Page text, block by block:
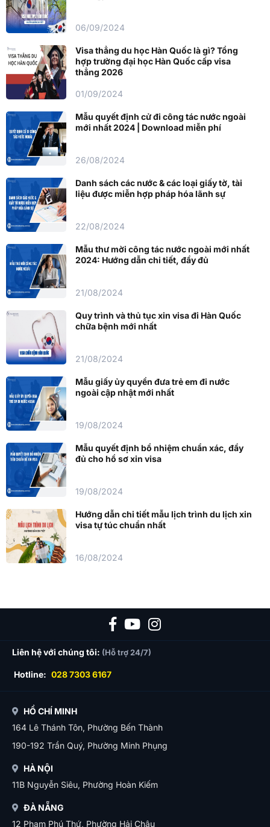
06/09/2024
Visa thẳng du học Hàn Quốc là gì? Tổng
hợp trường đại học Hàn Quốc cấp visa
thẳng 2026
01/09/2024
Mẫu quyết định cử đi công tác nước ngoài
mới nhất 2024 | Download miễn phí
26/08/2024
Danh sách các nước & các loại giấy tờ, tài
liệu được miễn hợp pháp hóa lãnh sự
22/08/2024
Mẫu thư mời công tác nước ngoài mới nhất
2024: Hướng dẫn chi tiết, đầy đủ
21/08/2024
Quy trình và thủ tục xin visa đi Hàn Quốc
chữa bệnh mới nhất
21/08/2024
Mẫu giấy ủy quyền đưa trẻ em đi nước
ngoài cập nhật mới nhất
19/08/2024
Mẫu quyết định bổ nhiệm chuẩn xác, đầy
đủ cho hồ sơ xin visa
19/08/2024
Hướng dẫn chi tiết mẫu lịch trình du lịch xin
visa tự túc chuẩn nhất
16/08/2024
Liên hệ với chúng tôi: (Hỗ trợ 24/7)
Hotline: 028 7303 6167
HỒ CHÍ MINH
164 Lê Thánh Tôn, Phường Bến Thành
190-192 Trần Quý, Phường Minh Phụng
HÀ NỘI
11B Nguyễn Siêu, Phường Hoàn Kiếm
ĐÀ NẴNG
12 Phạm Phú Thứ, Phường Hải Châu